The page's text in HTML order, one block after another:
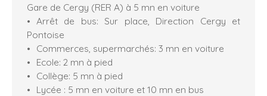
Gare de Cergy (RER A) à 5 mn en voiture
Arrêt de bus: Sur place, Direction Cergy et
Pontoise
Commerces, supermarchés: 3 mn en voiture
Ecole: 2 mn à pied
Collège: 5 mn à pied
Lycée : 5 mn en voiture et 10 mn en bus